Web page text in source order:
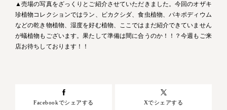
▲売場の写真をざっくりとご紹介させていただきました。今回のオザキ
珍植物コレクションではラン、ビカクシダ、食虫植物、パキポディウム
などの乾き物植物、湿度を好む植物、ここではまだ紹介できていません
が蟻植物もございます。果たして準備は間に合うのか！！？今週もご来
店お待ちしております！！
Facebookでシェアする Xでシェアする